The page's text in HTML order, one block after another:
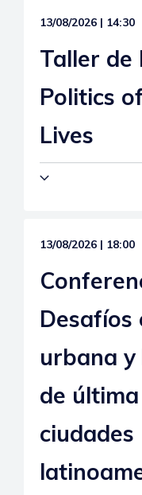
13/08/2026 | 14:30
Taller de
Politics
Lives
13/08/2026 | 18:00
Desafíos
urbana y
de
ciudades